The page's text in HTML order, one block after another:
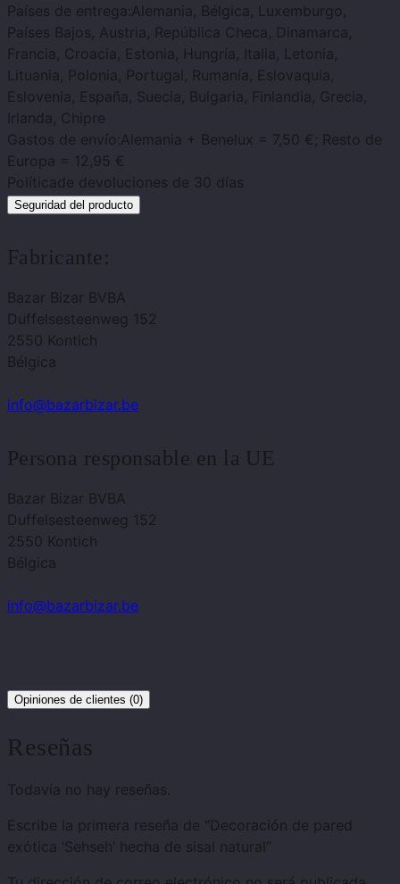
Países de entrega:Alemania, Bélgica, Luxemburgo,
Países Bajos, Austria, República Checa, Dinamarca,
Francia, Croacia, Estonia, Hungría, Italia, Letonia,
Lituania, Polonia, Portugal, Rumanía, Eslovaquia,
Eslovenia, España, Suecia, Bulgaria, Finlandia, Grecia,
Irlanda, Chipre
Gastos de envío:Alemania + Benelux = 7,50 €; Resto de
Europa = 12,95 €
Políticade devoluciones de 30 días
Seguridad del producto
Fabricante:
Bazar Bizar BVBA
Duffelsesteenweg 152
2550 Kontich
Bélgica
info@bazarbizar.be
Persona responsable en la UE
Bazar Bizar BVBA
Duffelsesteenweg 152
2550 Kontich
Bélgica
info@bazarbizar.be
Opiniones de clientes (0)
Reseñas
Todavía no hay reseñas.
Escribe la primera reseña de “Decoración de pared
exótica ‘Sehseh’ hecha de sisal natural”